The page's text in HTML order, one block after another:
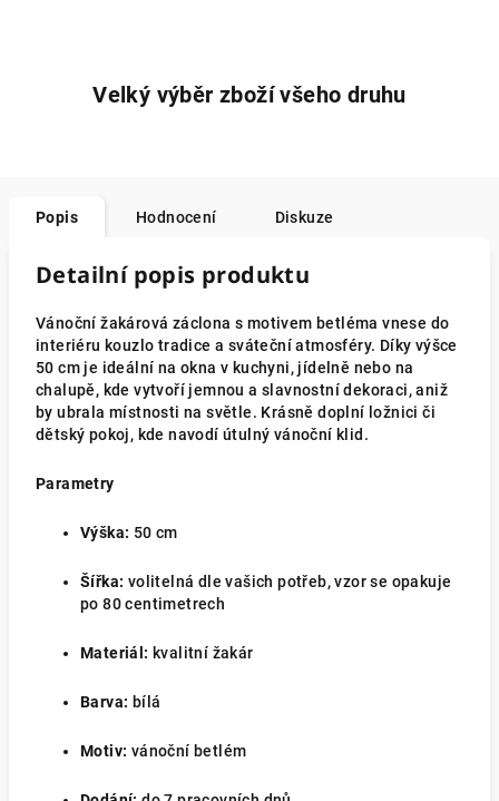
Velký výběr zboží všeho druhu
Popis Hodnocení Diskuze
Detailní popis produktu
Vánoční žakárová záclona s motivem betléma vnese do
interiéru kouzlo tradice a sváteční atmosféry. Díky výšce
50 cm je ideální na okna v kuchyni, jídelně nebo na
chalupě, kde vytvoří jemnou a slavnostní dekoraci, aniž
by ubrala místnosti na světle. Krásně doplní ložnici či
dětský pokoj, kde navodí útulný vánoční klid.
Parametry
Výška: 50 cm
Šířka: volitelná dle vašich potřeb, vzor se opakuje
po 80 centimetrech
Materiál: kvalitní žakár
Barva: bílá
Motiv: vánoční betlém